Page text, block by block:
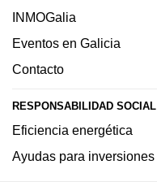
INMOGalia
Eventos en Galicia
Contacto
RESPONSABILIDAD SOCIAL
Eficiencia energética
Ayudas para inversiones